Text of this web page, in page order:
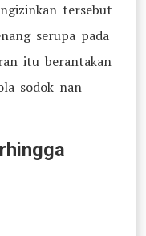
tersebut
serupa pada
itu berantakan
sodok nan